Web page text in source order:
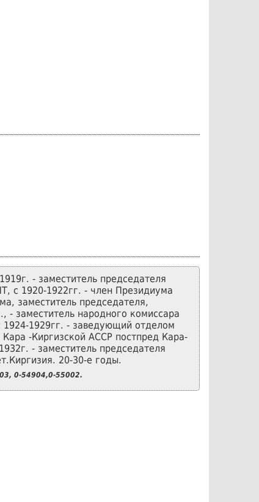
- заместитель председателя
с 1920-1922гг. - член Президиума
заместитель председателя,
- заместитель народного комиссара
1929гг. - заведующий отделом
-Киргизской АССР постпред Кара-
- заместитель председателя
20-30-е годы.
0-54904,0-55002.